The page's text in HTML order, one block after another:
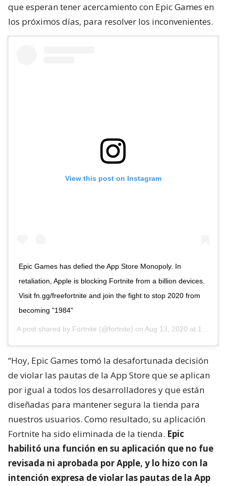
que esperan tener acercamiento con Epic Games en
los próximos días, para resolver los inconvenientes.
View this post on Instagram
Epic Games has defied the App Store Monopoly. In
retaliation, Apple is blocking Fortnite from a billion devices.
Visit fn.gg/freefortnite and join the fight to stop 2020 from
becoming "1984"
A post shared by Fortnite (@fortnite) on Aug 13, 2020 at 1:10pm PDT
“Hoy, Epic Games tomó la desafortunada decisión
de violar las pautas de la App Store que se aplican
por igual a todos los desarrolladores y que están
diseñadas para mantener segura la tienda para
nuestros usuarios. Como resultado, su aplicación
Fortnite ha sido eliminada de la tienda. Epic
habilitó una función en su aplicación que no fue
revisada ni aprobada por Apple, y lo hizo con la
intención expresa de violar las pautas de la App